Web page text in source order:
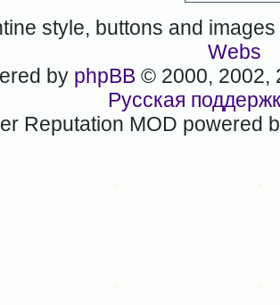
style, buttons and
Webs
by phpBB © 2000, 2002,
Русская
Reputation MOD powered